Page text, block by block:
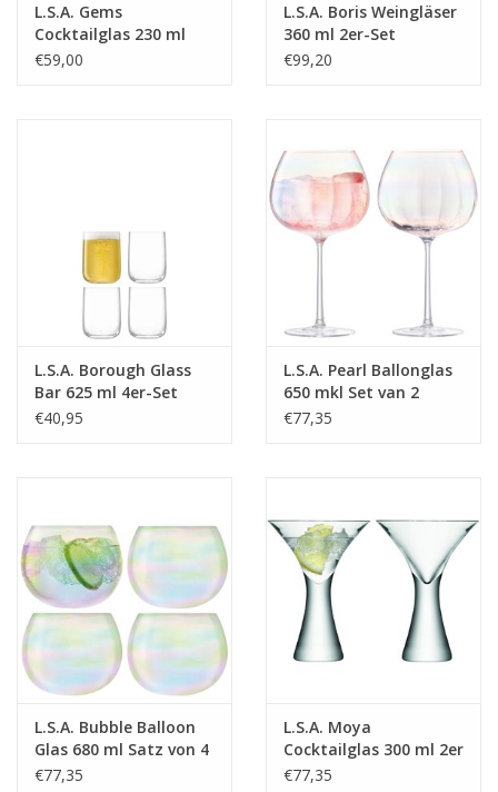
L.S.A. Gems
Cocktailglas 230 ml
Set van 4 Stuks
€59,00
L.S.A. Boris Weingläser
360 ml 2er-Set
€99,20
L.S.A. Borough Glass
Bar 625 ml 4er-Set
€40,95
L.S.A. Pearl Ballonglas
650 mkl Set van 2
Stuks
€77,35
L.S.A. Bubble Balloon
Glas 680 ml Satz von 4
Stücken
€77,35
L.S.A. Moya
Cocktailglas 300 ml 2er
Set
€77,35